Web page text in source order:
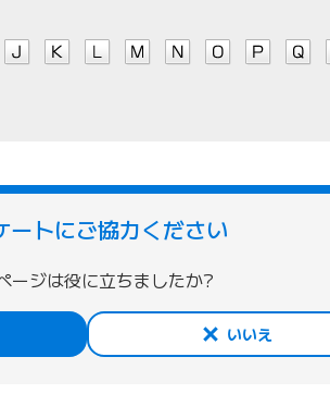
ートにご協力ください
ージは役に立ちましたか?
いいえ